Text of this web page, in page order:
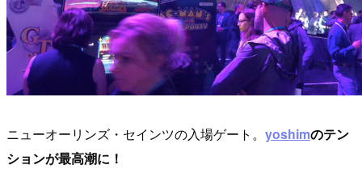
ニューオーリンズ・セインツの入場ゲート。 yoshimのテン
ションが最高潮に！